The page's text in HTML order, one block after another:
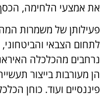
את אמצעי הלחימה,
פעילותן של משמרות
לתחום הצבאי
נרחבים מהכלכלה
הן מעורבות בייצור
פיננסיים ועוד. כוחן